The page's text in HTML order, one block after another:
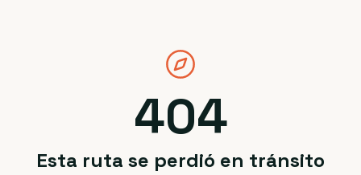
404
Esta ruta se perdió en tránsito